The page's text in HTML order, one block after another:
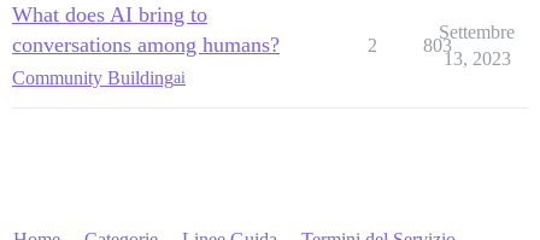
What does AI bring to
conversations among humans?
Community Buildingai
2 803
Settembre
13, 2023